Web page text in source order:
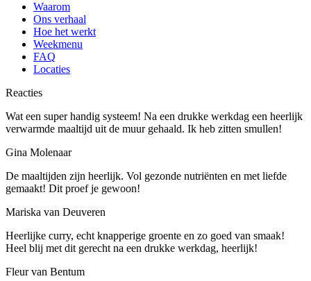
Waarom
Ons verhaal
Hoe het werkt
Weekmenu
FAQ
Locaties
Reacties
Wat een super handig systeem! Na een drukke werkdag een heerlijk
verwarmde maaltijd uit de muur gehaald. Ik heb zitten smullen!
Gina Molenaar
De maaltijden zijn heerlijk. Vol gezonde nutriënten en met liefde
gemaakt! Dit proef je gewoon!
Mariska van Deuveren
Heerlijke curry, echt knapperige groente en zo goed van smaak!
Heel blij met dit gerecht na een drukke werkdag, heerlijk!
Fleur van Bentum